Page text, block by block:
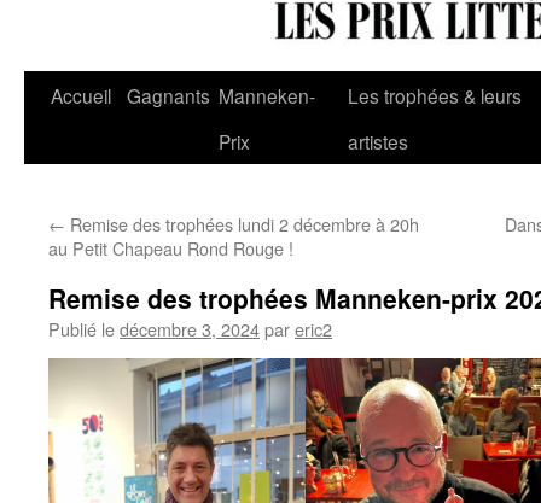
Accueil Gagnants Manneken-
Prix
Les trophées & leurs
artistes
← Remise des trophées lundi 2 décembre à 20h
au Petit Chapeau Rond Rouge !
Remise des trophées Manneken-prix
Publié ledécembre 3, 2024pareric2